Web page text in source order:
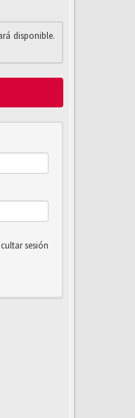
disponible.
sesión